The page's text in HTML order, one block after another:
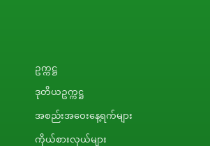
ဥက္ကဋ္ဌ
ဒုတိယဥက္ကဋ္ဌ
အစည်းအဝေးနေ့ရက်များ
ကိုယ်စားလှယ်များ